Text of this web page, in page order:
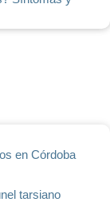
en Córdoba
tarsiano